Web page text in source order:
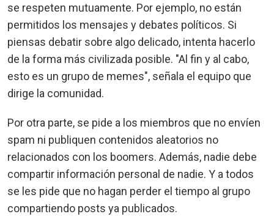
se respeten mutuamente. Por ejemplo, no están
permitidos los mensajes y debates políticos. Si
piensas debatir sobre algo delicado, intenta hacerlo
de la forma más civilizada posible. "Al fin y al cabo,
esto es un grupo de memes", señala el equipo que
dirige la comunidad.
Por otra parte, se pide a los miembros que no envíen
spam ni publiquen contenidos aleatorios no
relacionados con los boomers. Además, nadie debe
compartir información personal de nadie. Y a todos
se les pide que no hagan perder el tiempo al grupo
compartiendo posts ya publicados.